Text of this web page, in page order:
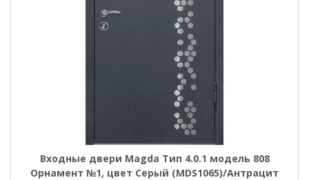
Входные двери Magda Тип 4.0.1 модель 808
Орнамент №1, цвет Серый (MDS1065)/Антрацит